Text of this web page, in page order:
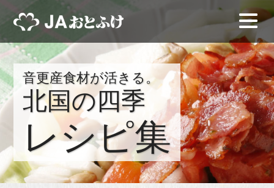
音更産食材が活きる。
北国の四季
レシピ集